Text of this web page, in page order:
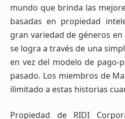
mundo que brinda las
basadas en propiedad
gran variedad de géneros en
se logra a través de una
en vez del modelo de pago-
pasado. Los miembros de
ilimitado a estas historias
Propiedad de RIDI